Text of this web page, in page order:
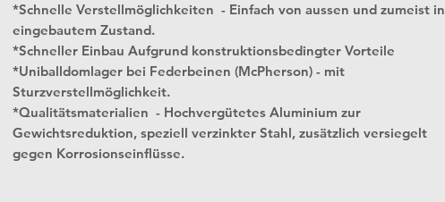
*Schnelle Verstellmöglichkeiten - Einfach von aussen und zumeist in
eingebautem Zustand.
*Schneller Einbau Aufgrund konstruktionsbedingter Vorteile
*Uniballdomlager bei Federbeinen (McPherson) - mit
Sturzverstellmöglichkeit.
*Qualitätsmaterialien - Hochvergütetes Aluminium zur
Gewichtsreduktion, speziell verzinkter Stahl, zusätzlich versiegelt
gegen Korrosionseinflüsse.